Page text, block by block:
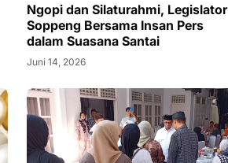
Ngopi dan Silaturahmi, Legislator
Soppeng Bersama Insan Pers
dalam Suasana Santai
Juni 14, 2026